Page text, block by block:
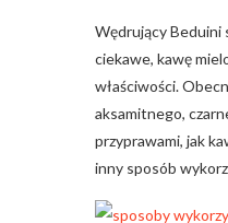
Wędrujący Beduini
ciekawe, kawę
właściwości.
aksamitnego,
przyprawami, jak
inny sposób